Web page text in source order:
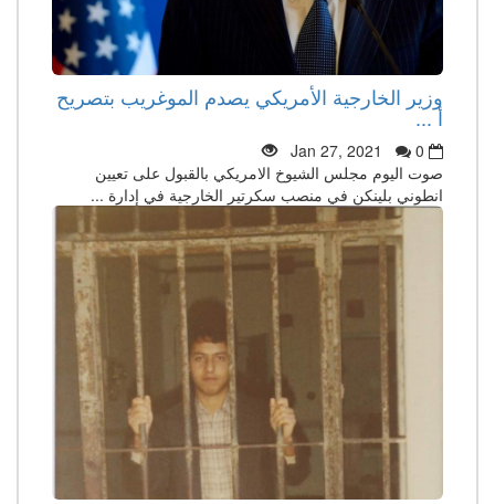
وزير الخارجية الأمريكي يصدم الموغريب بتصريح
أ ...
Jan 27, 2021
0
صوت اليوم مجلس الشيوخ الامريكي بالقبول على تعيين
انطوني بلينكن في منصب سكرتير الخارجية في إدارة ...